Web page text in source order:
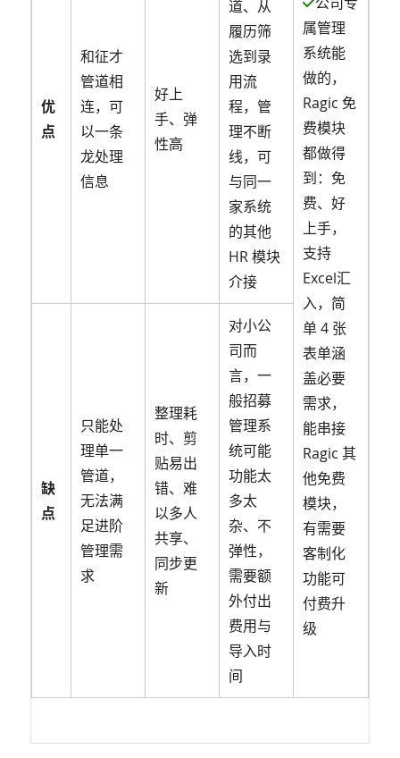
优
点
和征才
管道相
连，可
以一条
龙处理
信息
好上
手、弹
性高
道、从
履历筛
选到录
用流
程，管
理不断
线，可
与同一
家系统
的其他
HR 模块
介接
属管理
系统能
做的，
Ragic 免
费模块
都做得
到：免
费、好
上手，
支持
Excel汇
入，简
单 4 张
表单涵
盖必要
需求，
能串接
Ragic 其
他免费
模块，
有需要
客制化
功能可
付费升
级
缺
点
只能处
理单一
管道，
无法满
足进阶
管理需
求
整理耗
时、剪
贴易出
错、难
以多人
共享、
同步更
新
对小公
司而
言，一
般招募
管理系
统可能
功能太
多太
杂、不
弹性，
需要额
外付出
费用与
导入时
间